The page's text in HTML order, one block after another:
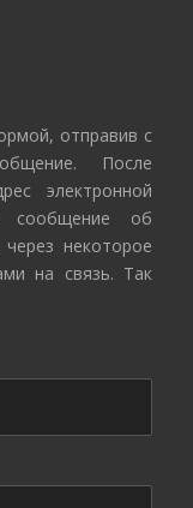
отправив с
После
электронной
сообщение об
некоторое
на связь. Так